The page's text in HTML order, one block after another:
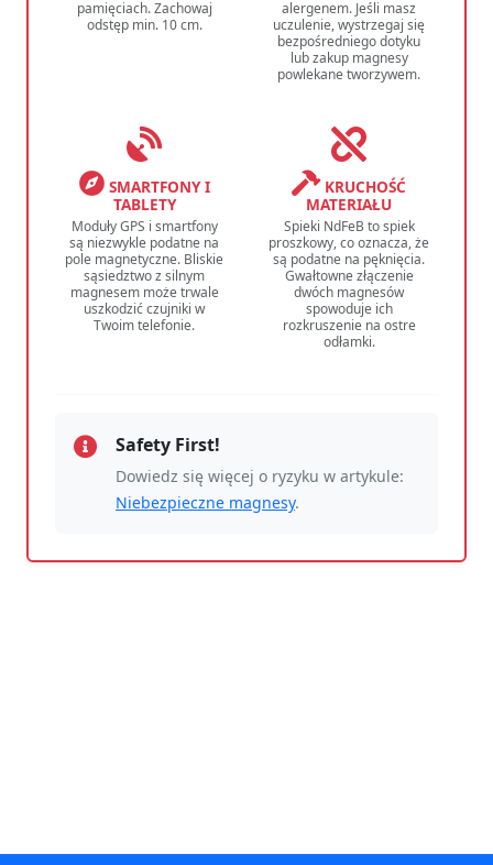
pamięciach. Zachowaj
odstęp min. 10 cm.
alergenem. Jeśli masz
uczulenie, wystrzegaj się
bezpośredniego dotyku
lub zakup magnesy
powlekane tworzywem.
SMARTFONY I
TABLETY
Moduły GPS i smartfony
są niezwykle podatne na
pole magnetyczne. Bliskie
sąsiedztwo z silnym
magnesem może trwale
uszkodzić czujniki w
Twoim telefonie.
KRUCHOŚĆ
MATERIAŁU
Spieki NdFeB to spiek
proszkowy, co oznacza, że
są podatne na pęknięcia.
Gwałtowne złączenie
dwóch magnesów
spowoduje ich
rozkruszenie na ostre
odłamki.
Safety First!
Dowiedz się więcej o ryzyku w artykule:
Niebezpieczne magnesy.